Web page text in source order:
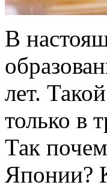
В
лет.
только в
Так
Японии?